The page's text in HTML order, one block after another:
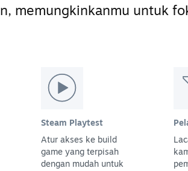
memungkinkanmu untuk
Steam Playtest
Atur akses ke build
game yang terpisah
dengan mudah untuk